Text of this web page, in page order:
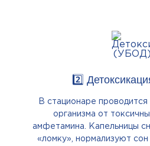
2️⃣
В стационаре
организма от
амфетамина. Капельницы
«ломку», нормализуют сон